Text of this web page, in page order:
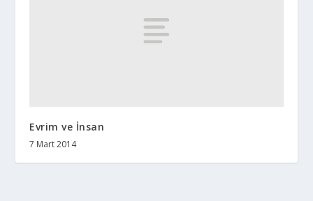
Evrim ve İnsan
7 Mart 2014